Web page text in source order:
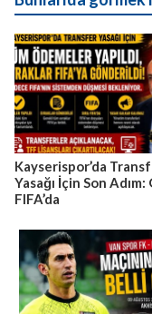
Kayserispor’da
Yasağı İçin Son
FIFA’da